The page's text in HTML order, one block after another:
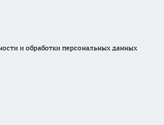
и обработки персональных данных